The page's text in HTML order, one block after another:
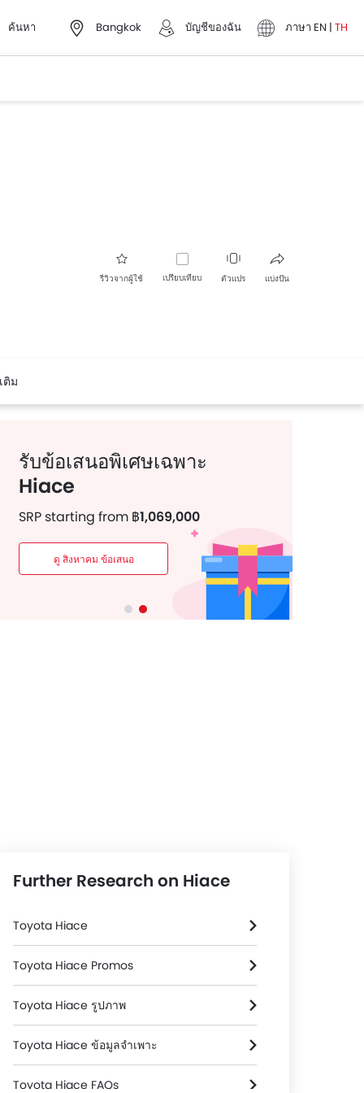
ค้นหา Bangkok บัญชีของฉัน ภาษา EN | TH
รีวิวจากผู้ใช้ เปรียบเทียบ ตัวแปร แบ่งปัน
ติม
รับข้อเสนอพิเศษเฉพาะ
Hiace
SRP starting from ฿1,069,000
ดู สิงหาคม ข้อเสนอ
Further Research on Hiace
Toyota Hiace
Toyota Hiace Promos
Toyota Hiace รูปภาพ
Toyota Hiace ข้อมูลจำเพาะ
Toyota Hiace FAQs